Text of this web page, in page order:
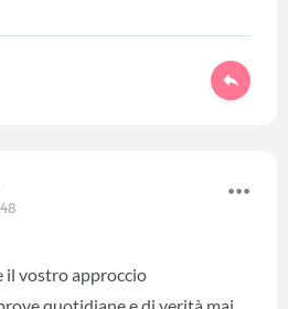
il vostro approccio